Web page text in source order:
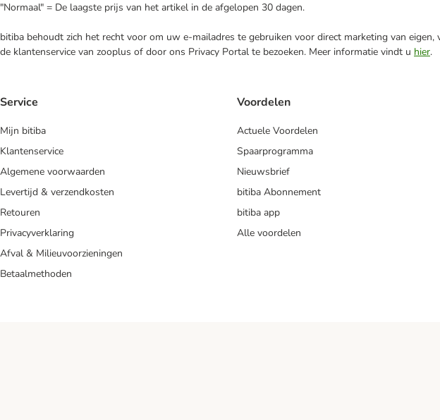
"Normaal" = De laagste prijs van het artikel in de afgelopen 30 dagen.
bitiba behoudt zich het recht voor om uw e-mailadres te gebruiken voor direct marketing van
de klantenservice van zooplus of door ons Privacy Portal te bezoeken. Meer informatie vindt u hier.
Service
Mijn bitiba
Klantenservice
Algemene voorwaarden
Levertijd & verzendkosten
Retouren
Privacyverklaring
Afval & Milieuvoorzieningen
Betaalmethoden
Voordelen
Actuele Voordelen
Spaarprogramma
Nieuwsbrief
bitiba Abonnement
bitiba app
Alle voordelen